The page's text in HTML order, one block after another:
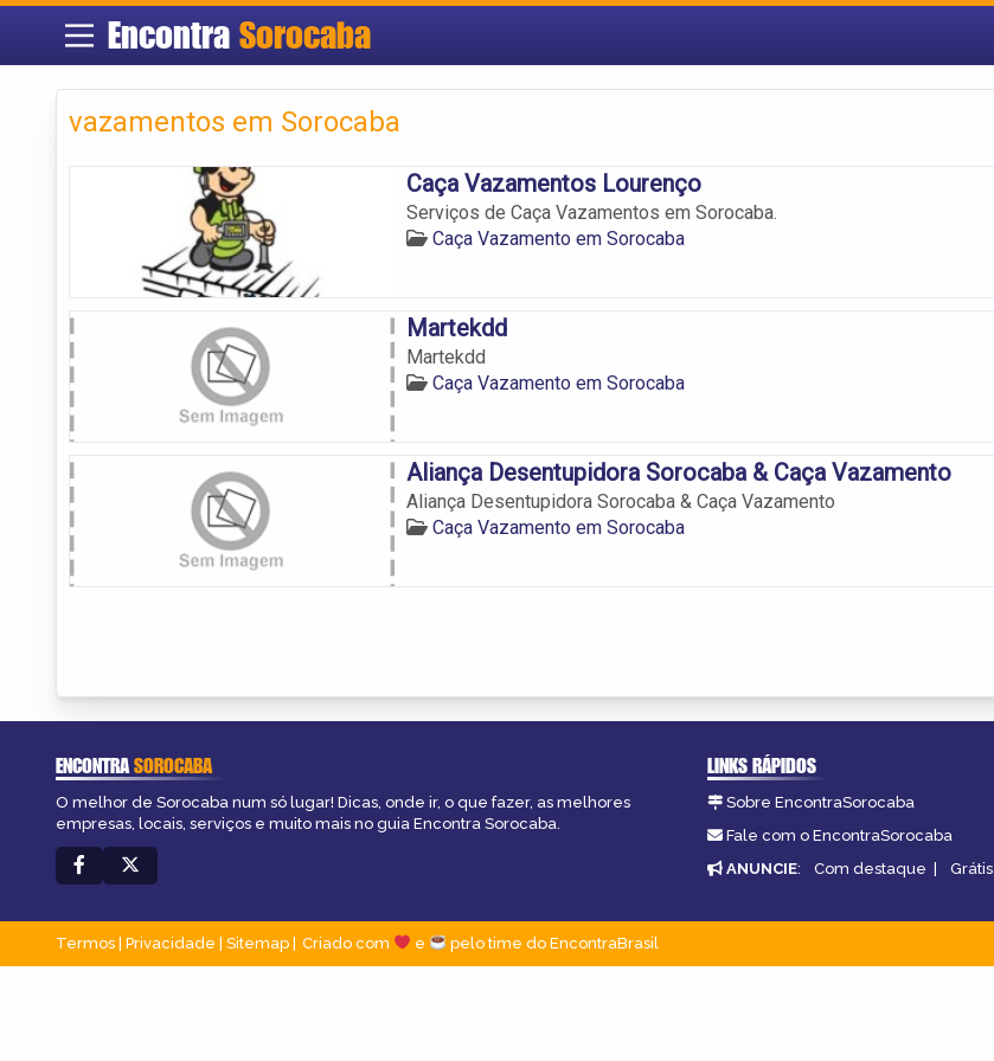
Encontra Sorocaba
vazamentos em Sorocaba
Caça Vazamentos Lourenço
Serviços de Caça Vazamentos em Sorocaba.
Caça Vazamento em Sorocaba
Martekdd
Martekdd
Caça Vazamento em Sorocaba
Aliança Desentupidora Sorocaba & Caça Vazamento
Aliança Desentupidora Sorocaba & Caça Vazamento
Caça Vazamento em Sorocaba
ENCONTRASOROCABA
O melhor de Sorocaba num só lugar! Dicas, onde ir, o que fazer, as melhores
empresas, locais, serviços e muito mais no guia Encontra Sorocaba.
LINKS RÁPIDOS
Sobre EncontraSorocaba
Fale com o EncontraSorocaba
ANUNCIE: Com destaque | Grátis
Termos | Privacidade | Sitemap Criado com e pelo time do EncontraBrasil